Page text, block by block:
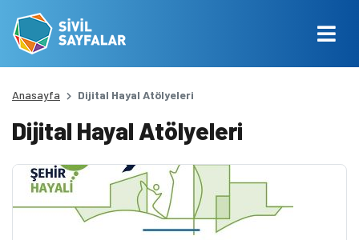
Anasayfa Dijital Hayal Atölyeleri
Dijital Hayal Atölyeleri